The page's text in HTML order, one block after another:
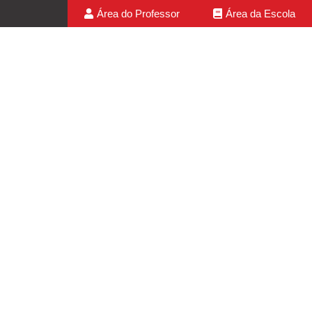
Área do Professor Área da Escola